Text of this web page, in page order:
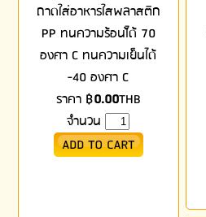
ถาดใส่อาหารใสพลาสติก
PP ทนความร้อนไ้ด้ 70
องศา C ทนความเย็นได้
-40 องศา C
ราคา ฿0.00THB
จำนวน